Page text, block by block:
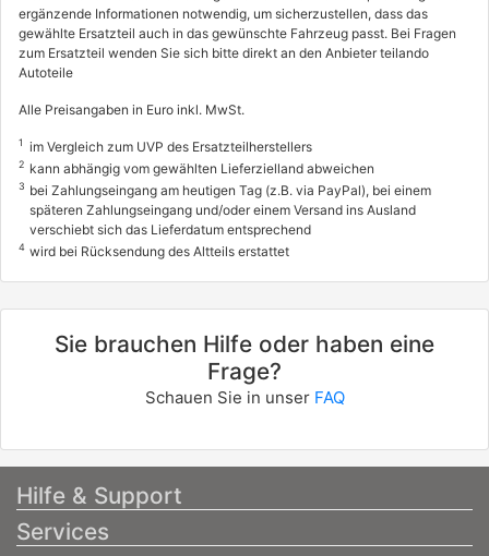
ergänzende Informationen notwendig, um sicherzustellen, dass das
gewählte Ersatzteil auch in das gewünschte Fahrzeug passt. Bei Fragen
zum Ersatzteil wenden Sie sich bitte direkt an den Anbieter teilando
Autoteile
Alle Preisangaben in Euro inkl. MwSt.
1 im Vergleich zum UVP des Ersatzteilherstellers
2 kann abhängig vom gewählten Lieferzielland abweichen
3 bei Zahlungseingang am heutigen Tag (z.B. via PayPal), bei einem
späteren Zahlungseingang und/oder einem Versand ins Ausland
verschiebt sich das Lieferdatum entsprechend
4 wird bei Rücksendung des Altteils erstattet
Sie brauchen Hilfe oder haben eine
Frage?
Schauen Sie in unser FAQ
Hilfe & Support
Services